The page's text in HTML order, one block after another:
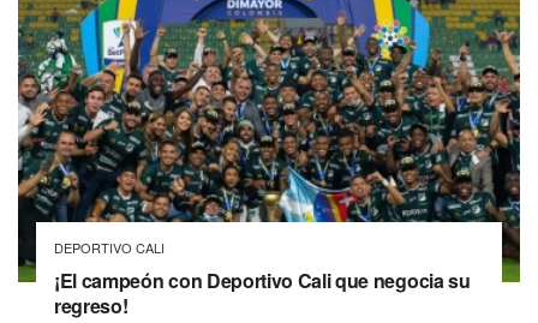
DEPORTIVO CALI
¡El campeón con Deportivo Cali que negocia su
regreso!